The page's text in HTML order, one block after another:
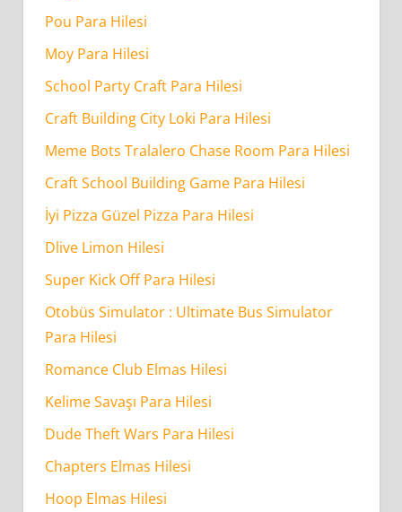
Pou Para Hilesi
Moy Para Hilesi
School Party Craft Para Hilesi
Craft Building City Loki Para Hilesi
Meme Bots Tralalero Chase Room Para Hilesi
Craft School Building Game Para Hilesi
İyi Pizza Güzel Pizza Para Hilesi
Dlive Limon Hilesi
Super Kick Off Para Hilesi
Otobüs Simulator : Ultimate Bus Simulator
Para Hilesi
Romance Club Elmas Hilesi
Kelime Savaşı Para Hilesi
Dude Theft Wars Para Hilesi
Chapters Elmas Hilesi
Hoop Elmas Hilesi